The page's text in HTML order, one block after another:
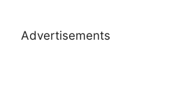
Advertisements